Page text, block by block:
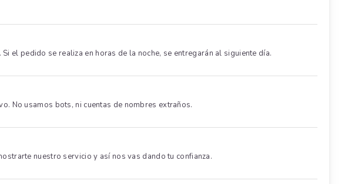
el pedido se realiza en horas de la noche, se entregarán al siguiente día.
No usamos bots, ni cuentas de nombres extraños.
nuestro servicio y así nos vas dando tu confianza.